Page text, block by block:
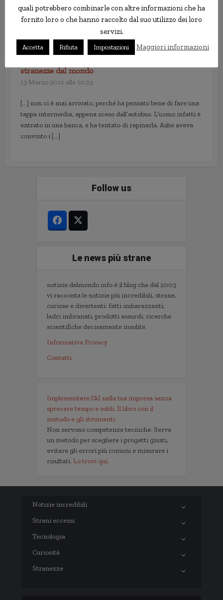
1 commento
Esce di prigione, rapina una banca mezz’ora dopo |
stranezze dal mondo
13 Marzo 2012 alle 10:23
[…] non ci è mai arrivato, perché ha pensato bene di fare una
tappa intermedia, appena sceso dall’autobus. L’uomo infatti è
entrato in una banca, e ha tentato di rapinarla. Ashe aveva
convinto i […]
Follow us
Le news più strane
notizie.delmondo.info è il blog che dal 2003
vi racconta le notizie più incredibili, strane,
curiose e divertenti: fatti imbarazzanti,
ladri imbranati, prodotti assurdi, ricerche
scientifiche decisamente insolite.
Informativa Privacy
Contatti
Implementare l'AI nella tua impresa senza
sprecare tempo e soldi. Il libro con il
metodo e gli strumenti.
Non servono competenze tecniche. Serve
un metodo per scegliere i progetti giusti,
evitare gli errori più comuni e misurare i
risultati. Lo trovi qui.
Notizie incredibili
Strani eccessi
Tecnologia
Curiosità
Stranezze
quali potrebbero combinarle con altre informazioni che ha
fornito loro o che hanno raccolto dal suo utilizzo dei loro
servizi.
Accetta Rifiuta Impostazioni Maggiori informazioni